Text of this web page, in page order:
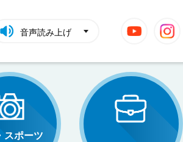
音声読み上げ
YouTube
スポーツ